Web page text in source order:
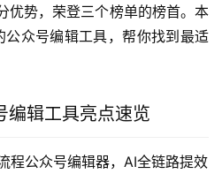
优势，荣登三个榜单的榜首。本
众号编辑工具，帮你找到最适
编辑工具亮点速览
程公众号编辑器，AI全链路提效